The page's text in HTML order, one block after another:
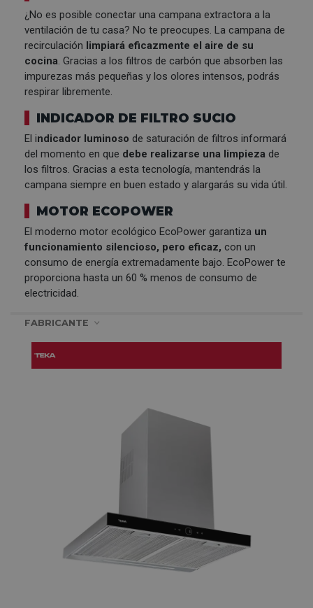
¿No es posible conectar una campana extractora a la
ventilación de tu casa? No te preocupes. La campana de
recirculación limpiará eficazmente el aire de su
cocina . Gracias a los filtros de carbón que absorben las
impurezas más pequeñas y los olores intensos, podrás
respirar libremente.
INDICADOR DE FILTRO SUCIO
El indicador luminoso de saturación de filtros informará
del momento en que debe realizarse una limpieza de
los filtros. Gracias a esta tecnología, mantendrás la
campana siempre en buen estado y alargarás su vida útil.
MOTOR ECOPOWER
El moderno motor ecológico EcoPower garantiza un
funcionamiento silencioso, pero eficaz, con un
consumo de energía extremadamente bajo. EcoPower te
proporciona hasta un 60 % menos de consumo de
electricidad.
FABRICANTE